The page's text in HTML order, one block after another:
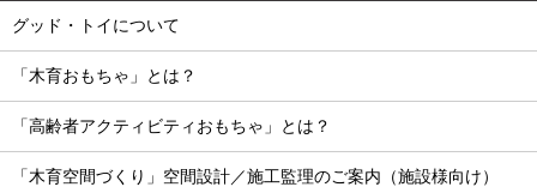
グッド・トイについて
「木育おもちゃ」とは？
「高齢者アクティビティおもちゃ」とは？
「木育空間づくり」空間設計／施工監理のご案内（施設様向け）